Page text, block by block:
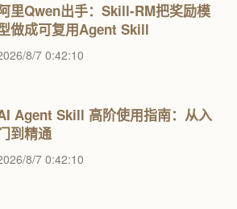
里Qwen出手：Skill-RM把奖励模
做成可复用Agent Skill
8/7 0:42:10
Agent Skill 高阶使用指南：从入
到精通
8/7 0:42:10